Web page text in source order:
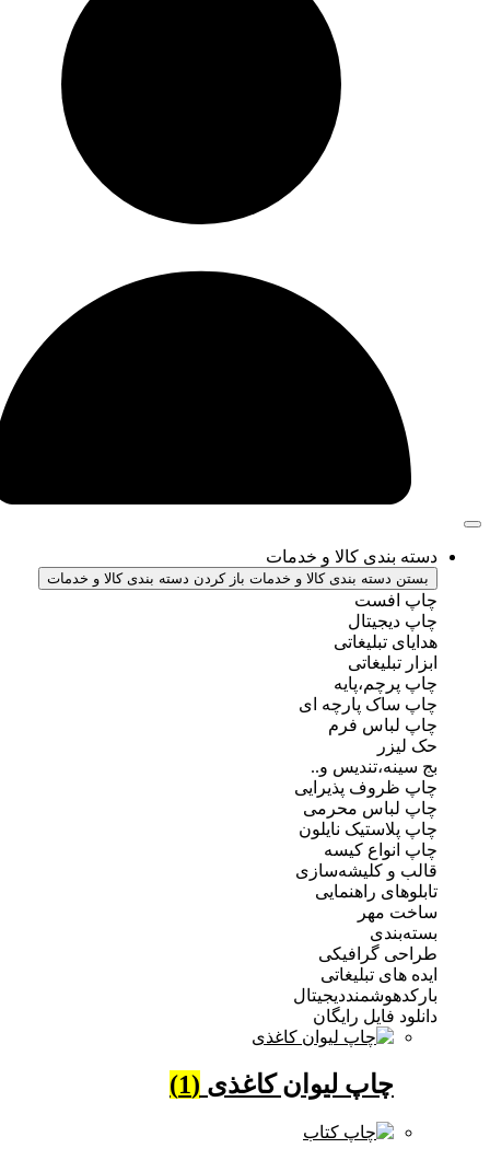
کالا و خدمات
بندی کالا و خدمات باز کردن دسته بندی کالا و خدمات
پارچه ای
فرم
و..
پذیرایی
محرمی
نایلون
کیسه
کلیشه‌سازی
راهنمایی
گرافیکی
تبلیغاتی
فایل رایگان
چاپ لیوان کاغذی(1)